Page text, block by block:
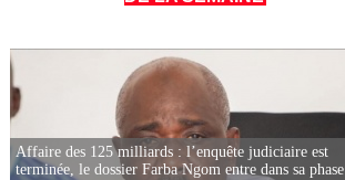
Affaire des 125 milliards : l’enquête judiciaire est
terminée, le dossier Farba Ngom entre dans sa phase